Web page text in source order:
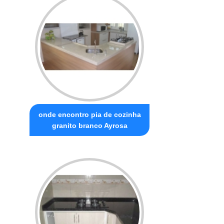
onde encontro pia de cozinha
granito branco Ayrosa